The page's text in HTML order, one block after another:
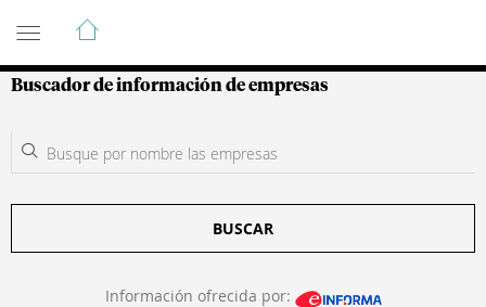
Guía de Empresas Colombianas
Buscador de información de empresas
BUSCAR
Información ofrecida por: